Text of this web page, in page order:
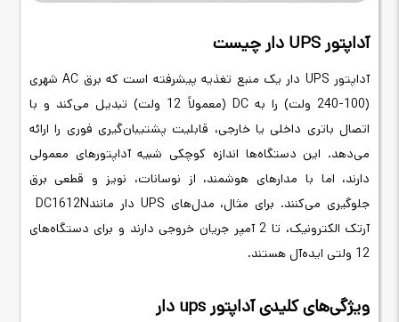
آداپتور UPS دار چیست
آداپتور UPS دار یک منبع تغذیه پیشرفته است که برق AC شهری
(100-240 ولت) را به
DC
(معمولاً 12 ولت) تبدیل می‌کند و با
اتصال باتری داخلی یا خارجی، قابلیت پشتیبان‌گیری فوری را ارائه
می‌دهد. این دستگاه‌ها اندازه کوچکی شبیه آداپتورهای معمولی
دارند، اما با مدارهای هوشمند، از نوسانات، نویز و قطعی برق
جلوگیری می‌کنند. برای مثال، مدل‌های UPS دار مانندDC1612N
آرتک الکترونیک، تا 2 آمپر جریان خروجی دارند و برای دستگاه‌های
12 ولتی ایده‌آل هستند
.
ویژگی‌های کلیدی آداپتور ups دار